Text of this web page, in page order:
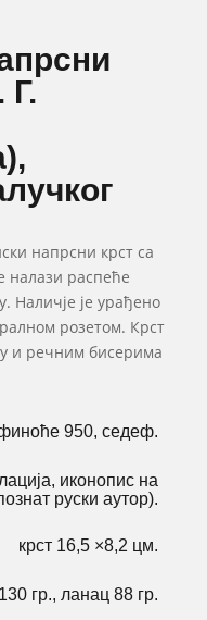
Г.
напрсни крст са
налази распеће
Наличје је урађено
розетом. Крст
и речним бисерима
950, седеф.
иконопис на
руски аутор).
крст 16,5 ×8,2 цм.
гр., ланац 88 гр.